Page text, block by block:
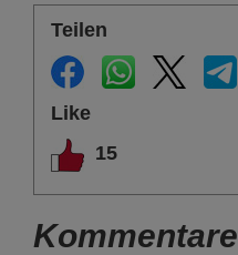
Teilen
Like
15
Kommentare